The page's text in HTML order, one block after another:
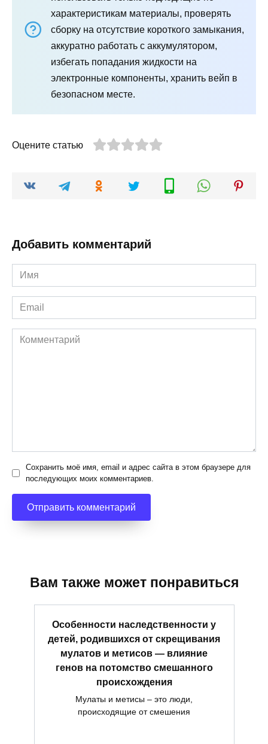
характеристикам материалы, проверять
сборку на отсутствие короткого замыкания,
аккуратно работать с аккумулятором,
избегать попадания жидкости на
электронные компоненты, хранить вейп в
безопасном месте.
Оцените статью
Добавить комментарий
Имя
*
Email
*
Комментарий
Сохранить моё имя, email и адрес сайта в этом браузере для
последующих моих комментариев.
Вам также может понравиться
Особенности наследственности у
детей, родившихся от скрещивания
мулатов и метисов — влияние
генов на потомство смешанного
происхождения
Мулаты и метисы – это люди,
происходящие от смешения